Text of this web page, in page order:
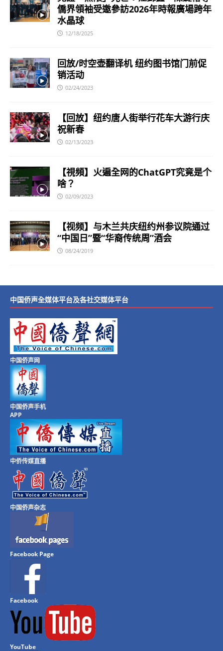
僑界領袖受邀參訪2026年時報廣場跨年
水晶球
12/18/2025
回放/时空壶翻译机 纽约图书馆门前促
销活动
02/24/2023
【回放】纽约唐人街举行花车大游行庆
祝新春
02/13/2023
【視頻】火遍全网的ChatGPT究竟是个
啥？
02/09/2023
【视频】与木兰共庆纽约州参议院通过
“中国日”暨“华裔传统周”酒会
08/24/2019
中国侨声全媒体平台及各社交媒体平台
中国侨声网
中国侨声手机
APP
中侨传媒直播
中国侨声杂志
Facebook Page
Facebook
YouTube